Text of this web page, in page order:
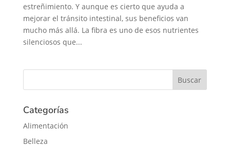
estreñimiento. Y aunque es cierto que ayuda a
mejorar el tránsito intestinal, sus beneficios van
mucho más allá. La fibra es uno de esos nutrientes
silenciosos que...
Categorías
Alimentación
Belleza